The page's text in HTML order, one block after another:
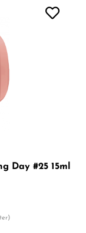
Day #25 15ml